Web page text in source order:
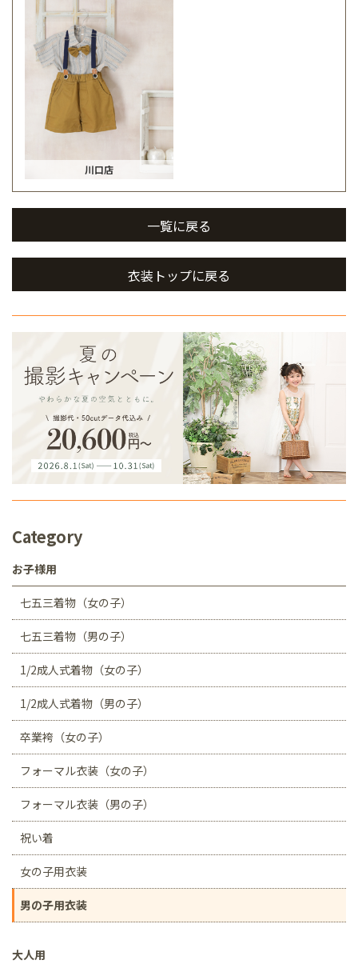
川口店
一覧に戻る
衣装トップに戻る
Category
お子様用
七五三着物（女の子）
七五三着物（男の子）
1/2成人式着物（女の子）
1/2成人式着物（男の子）
卒業袴（女の子）
フォーマル衣装（女の子）
フォーマル衣装（男の子）
祝い着
女の子用衣装
男の子用衣装
大人用